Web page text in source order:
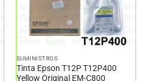
SUMINISTROS
Tinta Epson T12P T12P400
Yellow Original EM-C800